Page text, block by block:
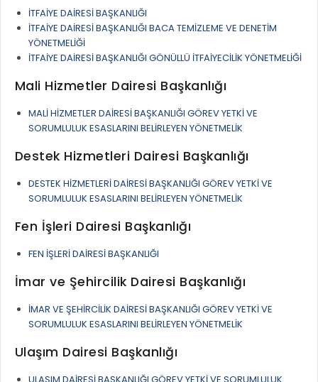
FAALİYET RAPORLARI
KESİN HESAPLAR
İMAR PLANI DEĞİŞİKLİKLERİ
UKOME TOPLANTILARI
AYKOME KARARLARI
BURSA YAYINLARI
YÖNETİM SİSTEMLERİ
VİZYON & MİSYON
POLİTİKALARIMIZ
ENTEGRE YÖNETIM SISTEMI
KALITE BELGELERIMIZ
KVKK AYDINLATMA METNI
BADEM KAYIT
İHALE İLANLARI
DOĞRUDAN TEMİN İLANLARI
EVRAK TAKİBİ
MEZARLIK BİLGİ SİSTEMİ
GENEL EVRAK KAYIT
LOKMA DAĞITIM İZNİ BAŞVURUSU
BAĞLANTILAR
WEB - MOBIL UYGULAMALARIMIZ
NÖBETÇİ ECZANELER
HAL FİYATLARI
SANAL TURLAR
İTFAİYE DAİRESİ BAŞKANLIĞI
İTFAİYE DAİRESİ BAŞKANLIĞI BACA TEMİZLEME VE DENETİM
YÖNETMELİĞİ
İTFAİYE DAİRESİ BAŞKANLIĞI GÖNÜLLÜ İTFAİYECİLİK YÖNETMELİĞİ
Mali Hizmetler Dairesi Başkanlığı
MALİ HİZMETLER DAİRESİ BAŞKANLIĞI GÖREV YETKİ VE
SORUMLULUK ESASLARINI BELİRLEYEN YÖNETMELİK
Destek Hizmetleri Dairesi Başkanlığı
DESTEK HİZMETLERİ DAİRESİ BAŞKANLIĞI GÖREV YETKİ VE
SORUMLULUK ESASLARINI BELİRLEYEN YÖNETMELİK
Fen İşleri Dairesi Başkanlığı
FEN İŞLERİ DAİRESİ BAŞKANLIĞI
İmar ve Şehircilik Dairesi Başkanlığı
İMAR VE ŞEHİRCİLİK DAİRESİ BAŞKANLIĞI GÖREV YETKİ VE
SORUMLULUK ESASLARINI BELİRLEYEN YÖNETMELİK
Ulaşım Dairesi Başkanlığı
ULAŞIM DAİRESİ BAŞKANLIĞI GÖREV YETKİ VE SORUMLULUK